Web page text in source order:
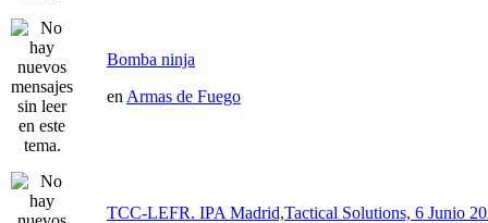
Bomba ninja
en Armas de Fuego
TCC-LEFR. IPA Madrid,Tactical Solutions, 6 Junio